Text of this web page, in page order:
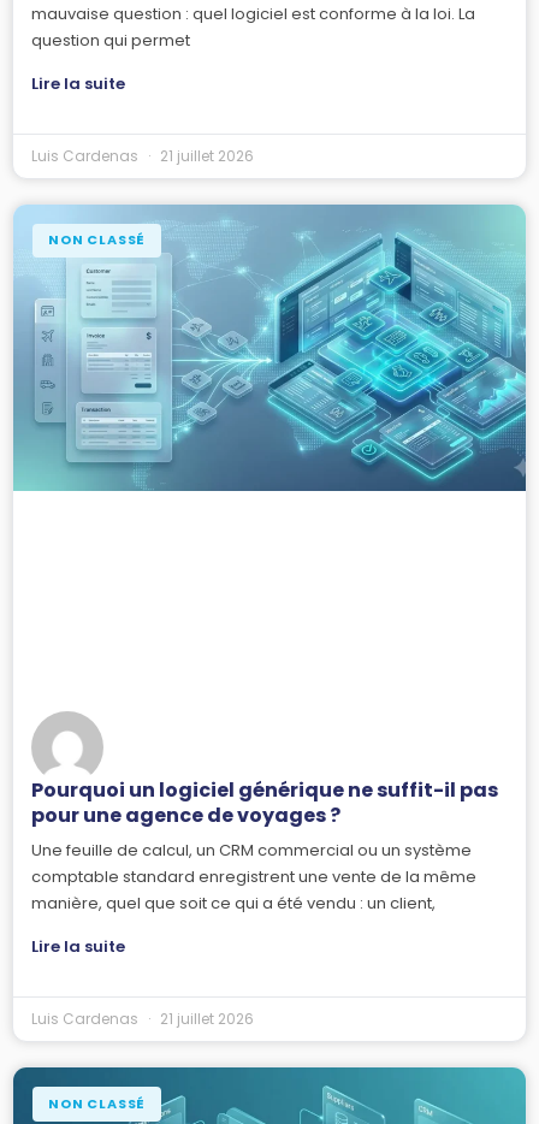
mauvaise question : quel logiciel est conforme à la loi. La
question qui permet
Lire la suite
Luis Cardenas 21 juillet 2026
NON CLASSÉ
Pourquoi un logiciel générique ne suffit-il pas
pour une agence de voyages ?
Une feuille de calcul, un CRM commercial ou un système
comptable standard enregistrent une vente de la même
manière, quel que soit ce qui a été vendu : un client,
Lire la suite
Luis Cardenas 21 juillet 2026
NON CLASSÉ